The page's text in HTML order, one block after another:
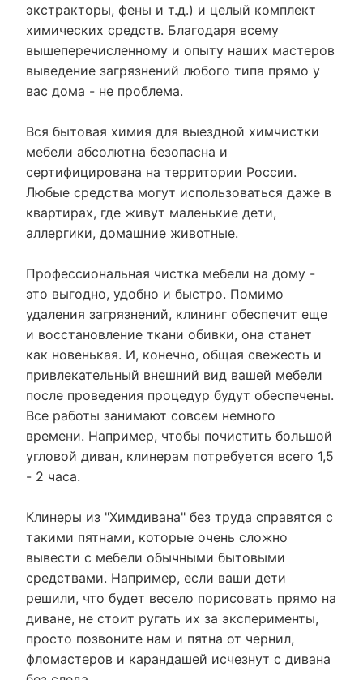
экстракторы, фены и т.д.) и целый комплект
химических средств. Благодаря всему
вышеперечисленному и опыту наших мастеров
выведение загрязнений любого типа прямо у
вас дома - не проблема.
Вся бытовая химия для выездной химчистки
мебели абсолютна безопасна и
сертифицирована на территории России.
Любые средства могут использоваться даже в
квартирах, где живут маленькие дети,
аллергики, домашние животные.
Профессиональная чистка мебели на дому -
это выгодно, удобно и быстро. Помимо
удаления загрязнений, клининг обеспечит еще
и восстановление ткани обивки, она станет
как новенькая. И, конечно, общая свежесть и
привлекательный внешний вид вашей мебели
после проведения процедур будут обеспечены.
Все работы занимают совсем немного
времени. Например, чтобы почистить большой
угловой диван, клинерам потребуется всего 1,5
- 2 часа.
Клинеры из "Химдивана" без труда справятся с
такими пятнами, которые очень сложно
вывести с мебели обычными бытовыми
средствами. Например, если ваши дети
решили, что будет весело порисовать прямо на
диване, не стоит ругать их за эксперименты,
просто позвоните нам и пятна от чернил,
фломастеров и карандашей исчезнут с дивана